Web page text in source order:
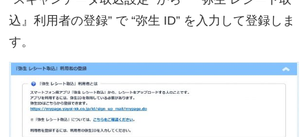
込』利用者の登録” で “弥生 ID” を入力して登録しま
す。